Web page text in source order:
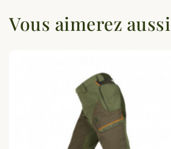
Vous aimerez aussi